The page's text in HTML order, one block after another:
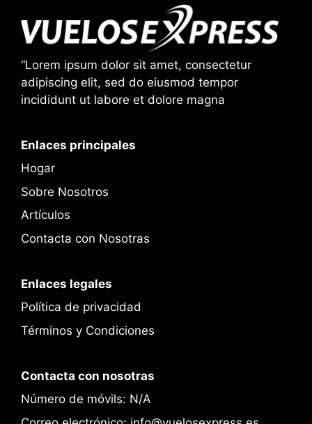
“Lorem ipsum dolor sit amet, consectetur
adipiscing elit, sed do eiusmod tempor
incididunt ut labore et dolore magna
Enlaces principales
Hogar
Sobre Nosotros
Artículos
Contacta con Nosotras
Enlaces legales
Política de privacidad
Términos y Condiciones
Contacta con nosotras
Número de móvils: N/A